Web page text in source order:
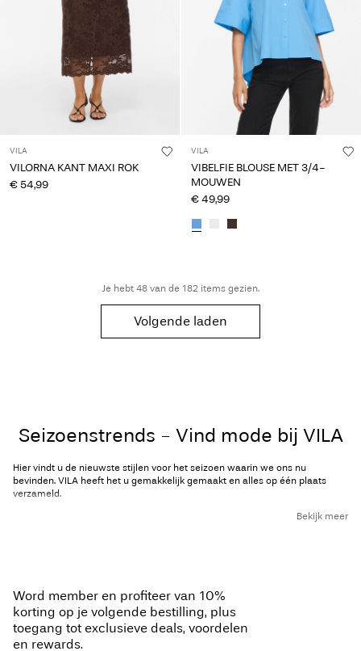
VILA
VILORNA KANT MAXI ROK
€ 54,99
VILA
VIBELFIE BLOUSE MET 3/4-
MOUWEN
€ 49,99
Je hebt 48 van de 182 items gezien.
Volgende laden
Seizoenstrends - Vind mode bij VILA
Hier vindt u de nieuwste stijlen voor het seizoen waarin we ons nu
bevinden. VILA heeft het u gemakkelijk gemaakt en alles op één plaats
verzameld.
Wij blijven altijd op de hoogte van populaire stijlen en nieuwe trends, zodat
winkelen bij VILA
In 2023 zijn vooral felle kleuren en gedurfde patronen in de mode. Maar in
Bekijk meer
Word member en profiteer van 10%
korting op je volgende bestilling, plus
toegang tot exclusieve deals, voordelen
en rewards.